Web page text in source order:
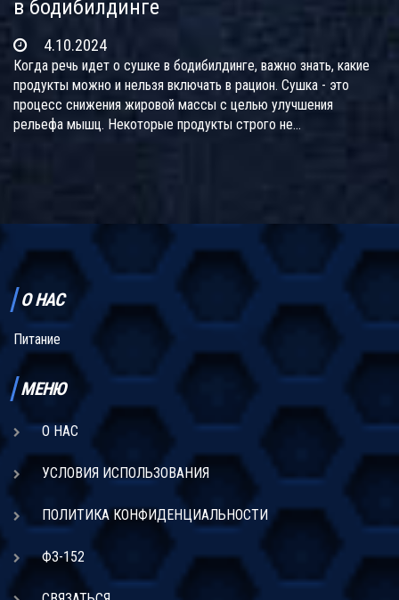
в бодибилдинге
4.10.2024
Когда речь идет о сушке в бодибилдинге, важно знать, какие
продукты можно и нельзя включать в рацион. Сушка - это
процесс снижения жировой массы с целью улучшения
рельефа мышц. Некоторые продукты строго не
О НАС
Питание
МЕНЮ
О НАС
УСЛОВИЯ ИСПОЛЬЗОВАНИЯ
ПОЛИТИКА КОНФИДЕНЦИАЛЬНОСТИ
ФЗ-152